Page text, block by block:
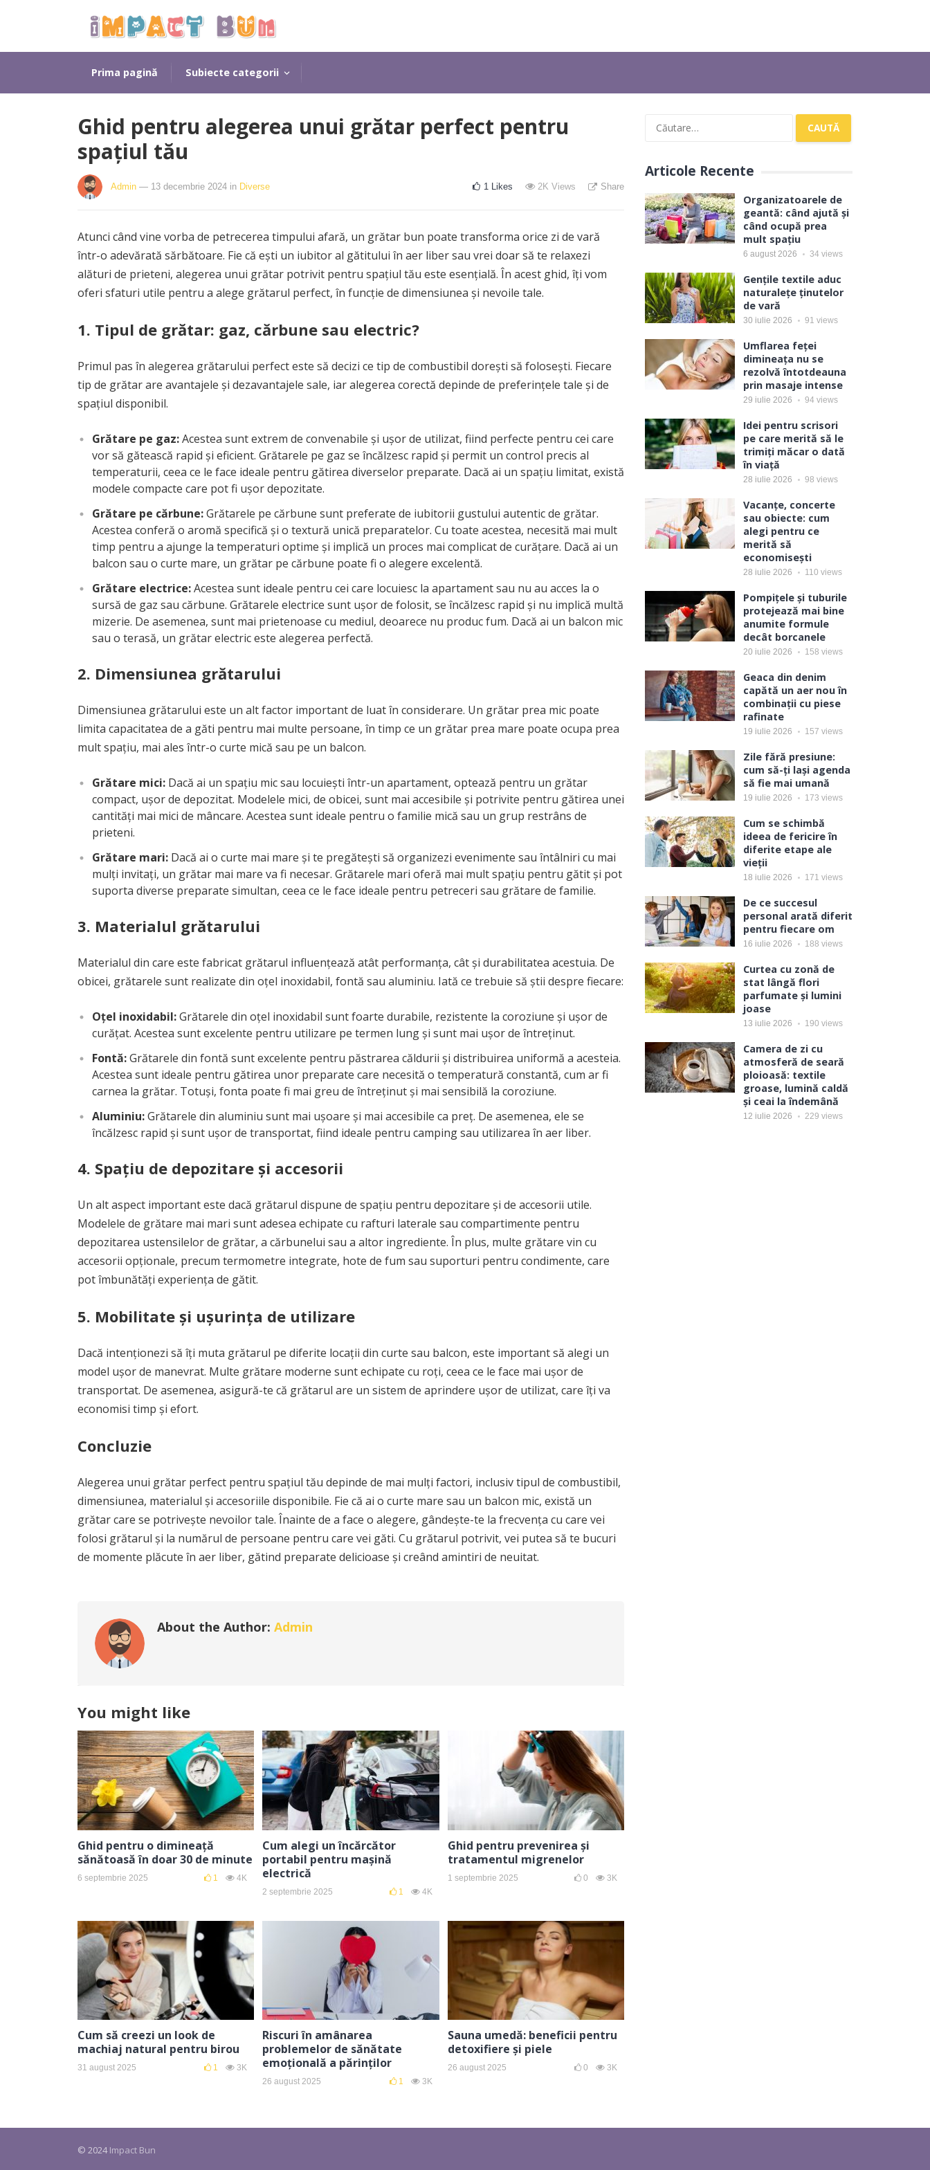
Prima pagină Subiecte categorii
Ghid pentru alegerea unui grătar perfect pentru
spațiul tău
Admin — 13 decembrie 2024 in Diverse 1 Likes 2K Views Share
Atunci când vine vorba de petrecerea timpului afară, un grătar bun poate transforma orice zi de vară
într-o adevărată sărbătoare. Fie că ești un iubitor al gătitului în aer liber sau vrei doar să te relaxezi
alături de prieteni, alegerea unui grătar potrivit pentru spațiul tău este esențială. În acest ghid, îți vom
oferi sfaturi utile pentru a alege grătarul perfect, în funcție de dimensiunea și nevoile tale.
1. Tipul de grătar: gaz, cărbune sau electric?
Primul pas în alegerea grătarului perfect este să decizi ce tip de combustibil dorești să folosești. Fiecare
tip de grătar are avantajele și dezavantajele sale, iar alegerea corectă depinde de preferințele tale și de
spațiul disponibil.
Grătare pe gaz:Acestea sunt extrem de convenabile și ușor de utilizat, fiind perfecte pentru cei care
vor să gătească rapid și eficient. Grătarele pe gaz se încălzesc rapid și permit un control precis al
temperaturii, ceea ce le face ideale pentru gătirea diverselor preparate. Dacă ai un spațiu limitat, există
modele compacte care pot fi ușor depozitate.
Grătare pe cărbune:Grătarele pe cărbune sunt preferate de iubitorii gustului autentic de grătar.
Acestea conferă o aromă specifică și o textură unică preparatelor. Cu toate acestea, necesită mai mult
timp pentru a ajunge la temperaturi optime și implică un proces mai complicat de curățare. Dacă ai un
balcon sau o curte mare, un grătar pe cărbune poate fi o alegere excelentă.
Grătare electrice:Acestea sunt ideale pentru cei care locuiesc la apartament sau nu au acces la o
sursă de gaz sau cărbune. Grătarele electrice sunt ușor de folosit, se încălzesc rapid și nu implică multă
mizerie. De asemenea, sunt mai prietenoase cu mediul, deoarece nu produc fum. Dacă ai un balcon mic
sau o terasă, un grătar electric este alegerea perfectă.
2. Dimensiunea grătarului
Dimensiunea grătarului este un alt factor important de luat în considerare. Un grătar prea mic poate
limita capacitatea de a găti pentru mai multe persoane, în timp ce un grătar prea mare poate ocupa prea
mult spațiu, mai ales într-o curte mică sau pe un balcon.
Grătare mici: Dacă ai un spațiu mic sau locuiești într-un apartament, optează pentru un grătar
compact, ușor de depozitat. Modelele mici, de obicei, sunt mai accesibile și potrivite pentru gătirea unei
cantități mai mici de mâncare. Acestea sunt ideale pentru o familie mică sau un grup restrâns de
prieteni.
Grătare mari: Dacă ai o curte mai mare și te pregătești să organizezi evenimente sau întâlniri cu mai
mulți invitați, un grătar mai mare va fi necesar. Grătarele mari oferă mai mult spațiu pentru gătit și pot
suporta diverse preparate simultan, ceea ce le face ideale pentru petreceri sau grătare de familie.
3. Materialul grătarului
Materialul din care este fabricat grătarul influențează atât performanța, cât și durabilitatea acestuia. De
obicei, grătarele sunt realizate din oțel inoxidabil, fontă sau aluminiu. Iată ce trebuie să știi despre fiecare:
Oțel inoxidabil:Grătarele din oțel inoxidabil sunt foarte durabile, rezistente la coroziune și ușor de
curățat. Acestea sunt excelente pentru utilizare pe termen lung și sunt mai ușor de întreținut.
Fontă:Grătarele din fontă sunt excelente pentru păstrarea căldurii și distribuirea uniformă a acesteia.
Acestea sunt ideale pentru gătirea unor preparate care necesită o temperatură constantă, cum ar fi
carnea la grătar. Totuși, fonta poate fi mai greu de întreținut și mai sensibilă la coroziune.
Aluminiu:Grătarele din aluminiu sunt mai ușoare și mai accesibile ca preț. De asemenea, ele se
încălzesc rapid și sunt ușor de transportat, fiind ideale pentru camping sau utilizarea în aer liber.
4. Spațiu de depozitare și accesorii
Un alt aspect important este dacă grătarul dispune de spațiu pentru depozitare și de accesorii utile.
Modelele de grătare mai mari sunt adesea echipate cu rafturi laterale sau compartimente pentru
depozitarea ustensilelor de grătar, a cărbunelui sau a altor ingrediente. În plus, multe grătare vin cu
accesorii opționale, precum termometre integrate, hote de fum sau suporturi pentru condimente, care
pot îmbunătăți experiența de gătit.
5. Mobilitate și ușurința de utilizare
Dacă intenționezi să îți muta grătarul pe diferite locații din curte sau balcon, este important să alegi un
model ușor de manevrat. Multe grătare moderne sunt echipate cu roți, ceea ce le face mai ușor de
transportat. De asemenea, asigură-te că grătarul are un sistem de aprindere ușor de utilizat, care îți va
economisi timp și efort.
Concluzie
Alegerea unui grătar perfect pentru spațiul tău depinde de mai mulți factori, inclusiv tipul de combustibil,
dimensiunea, materialul și accesoriile disponibile. Fie că ai o curte mare sau un balcon mic, există un
grătar care se potrivește nevoilor tale. Înainte de a face o alegere, gândește-te la frecvența cu care vei
folosi grătarul și la numărul de persoane pentru care vei găti. Cu grătarul potrivit, vei putea să te bucuri
de momente plăcute în aer liber, gătind preparate delicioase și creând amintiri de neuitat.
About the Author: Admin
You might like
Ghid pentru o dimineață
sănătoasă în doar 30 de minute
6 septembrie 2025 1 4K
Cum alegi un încărcător
portabil pentru mașină
electrică
2 septembrie 2025 1 4K
Ghid pentru prevenirea și
tratamentul migrenelor
1 septembrie 2025 0 3K
Cum să creezi un look de
machiaj natural pentru birou
31 august 2025 1 3K
Riscuri în amânarea
problemelor de sănătate
emoțională a părinților
26 august 2025 1 3K
Sauna umedă: beneficii pentru
detoxifiere și piele
26 august 2025 0 3K
Caută
Articole Recente
Organizatoarele de
geantă: când ajută și
când ocupă prea
mult spațiu
6 august 2026 34 views
Gențile textile aduc
naturalețe ținutelor
de vară
30 iulie 2026 91 views
Umflarea feței
dimineața nu se
rezolvă întotdeauna
prin masaje intense
29 iulie 2026 94 views
Idei pentru scrisori
pe care merită să le
trimiți măcar o dată
în viață
28 iulie 2026 98 views
Vacanțe, concerte
sau obiecte: cum
alegi pentru ce
merită să
economisești
28 iulie 2026 110 views
Pompițele și tuburile
protejează mai bine
anumite formule
decât borcanele
20 iulie 2026 158 views
Geaca din denim
capătă un aer nou în
combinații cu piese
rafinate
19 iulie 2026 157 views
Zile fără presiune:
cum să-ți lași agenda
să fie mai umană
19 iulie 2026 173 views
Cum se schimbă
ideea de fericire în
diferite etape ale
vieții
18 iulie 2026 171 views
De ce succesul
personal arată diferit
pentru fiecare om
16 iulie 2026 188 views
Curtea cu zonă de
stat lângă flori
parfumate și lumini
joase
13 iulie 2026 190 views
Camera de zi cu
atmosferă de seară
ploioasă: textile
groase, lumină caldă
și ceai la îndemână
12 iulie 2026 229 views
© 2024Impact Bun